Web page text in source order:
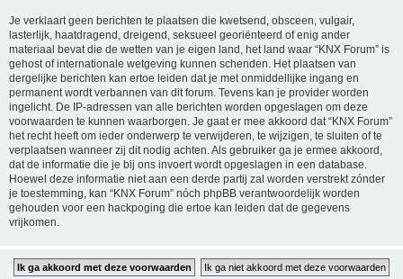
Je verklaart geen berichten te plaatsen die kwetsend, obsceen, vulgair,
lasterlijk, haatdragend, dreigend, seksueel georiënteerd of enig ander
materiaal bevat die de wetten van je eigen land, het land waar “KNX Forum” is
gehost of internationale wetgeving kunnen schenden. Het plaatsen van
dergelijke berichten kan ertoe leiden dat je met onmiddellijke ingang en
permanent wordt verbannen van dit forum. Tevens kan je provider worden
ingelicht. De IP-adressen van alle berichten worden opgeslagen om deze
voorwaarden te kunnen waarborgen. Je gaat er mee akkoord dat “KNX Forum”
het recht heeft om ieder onderwerp te verwijderen, te wijzigen, te sluiten of te
verplaatsen wanneer zij dit nodig achten. Als gebruiker ga je ermee akkoord,
dat de informatie die je bij ons invoert wordt opgeslagen in een database.
Hoewel deze informatie niet aan een derde partij zal worden verstrekt zónder
je toestemming, kan “KNX Forum” nóch phpBB verantwoordelijk worden
gehouden voor een hackpoging die ertoe kan leiden dat de gegevens
vrijkomen.